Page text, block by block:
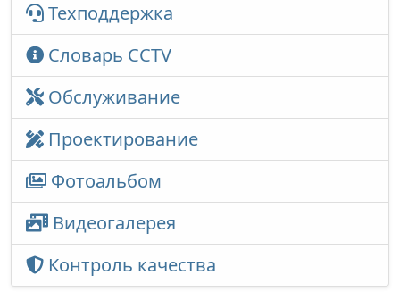
Техподдержка
Словарь CCTV
Обслуживание
Проектирование
Фотоальбом
Видеогалерея
Контроль качества